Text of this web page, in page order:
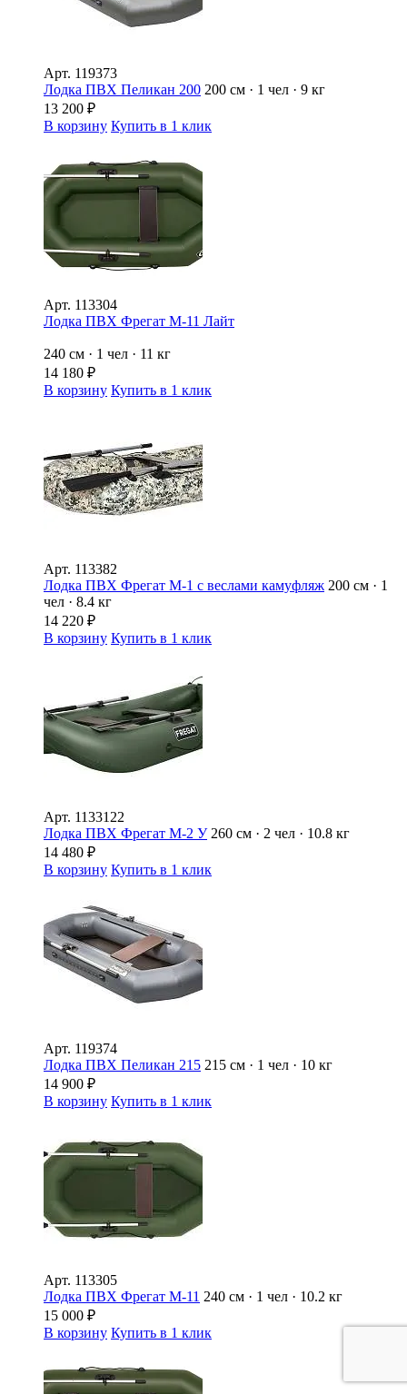
Арт. 119373
Лодка ПВХ Пеликан 200 200 см · 1 чел · 9 кг
13 200 ₽
В корзину Купить в 1 клик
Арт. 113304
Лодка ПВХ Фрегат М-11 Лайт
240 см · 1 чел · 11 кг
14 180 ₽
В корзину Купить в 1 клик
Арт. 113382
Лодка ПВХ Фрегат М-1 с веслами камуфляж 200 см · 1
чел · 8.4 кг
14 220 ₽
В корзину Купить в 1 клик
Арт. 1133122
Лодка ПВХ Фрегат М-2 У 260 см · 2 чел · 10.8 кг
14 480 ₽
В корзину Купить в 1 клик
Арт. 119374
Лодка ПВХ Пеликан 215 215 см · 1 чел · 10 кг
14 900 ₽
В корзину Купить в 1 клик
Арт. 113305
Лодка ПВХ Фрегат М-11 240 см · 1 чел · 10.2 кг
15 000 ₽
В корзину Купить в 1 клик